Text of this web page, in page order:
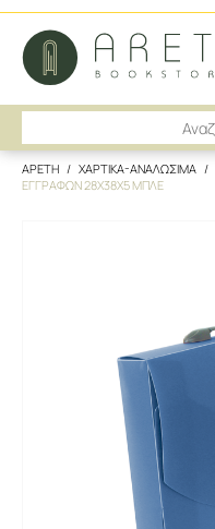
ΑΡΕΤΗ ΧΑΡΤΙΚΑ-ΑΝΑΛΩΣΙΜΑ
ΕΓΓΡΑΦΩΝ 28X38X5 ΜΠΛΕ